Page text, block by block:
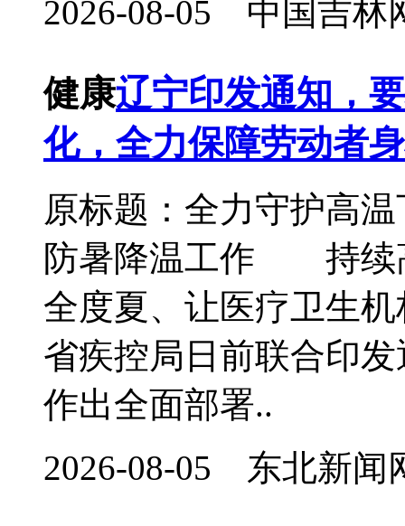
2026-08-05 中国吉
健康辽宁印发通知，
化，全力保障劳动者
原标题：全力守护高
防暑降温工作 持续
全度夏、让医疗卫生
省疾控局日前联合印
作出全面部署..
2026-08-05 东北新